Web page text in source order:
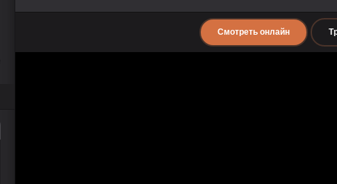
Смотреть онлайн